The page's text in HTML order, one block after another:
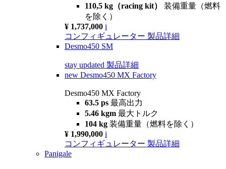
110,5 kg（racing kit） 装備重量（燃料
を除く）
¥ 1,737,000 i
コンフィギュレーター 製品詳細
Desmo450 SM
stay updated 製品詳細
new Desmo450 MX Factory
Desmo450 MX Factory
63.5 ps 最高出力
5.46 kgm 最大トルク
104 kg 装備重量（燃料を除く）
¥ 1,990,000 i
コンフィギュレーター 製品詳細
Panigale